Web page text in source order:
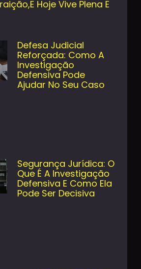
Hoje Vive Plena E
Defesa Judicial
Reforçada: Como A
Investigação
Defensiva Pode
Ajudar No Seu Caso
Segurança Jurídica: O
Que É A Investigação
Defensiva E Como Ela
Pode Ser Decisiva